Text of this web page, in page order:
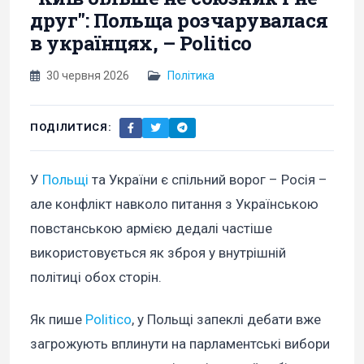
друг": Польща розчарувалася
в українцях, – Politico
30 червня 2026 Політика
ПОДІЛИТИСЯ:
У Польщі та України є спільний ворог – Росія –
але конфлікт навколо питання з Українською
повстанською армією дедалі частіше
використовується як зброя у внутрішній
політиці обох сторін.
Як пише Politico, у Польщі запеклі дебати вже
загрожують вплинути на парламентські вибори